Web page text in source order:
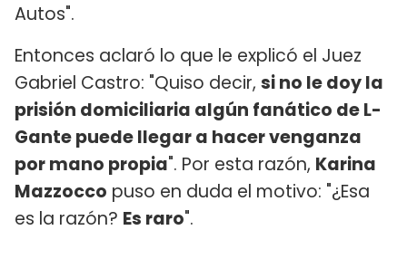
Autos".
Entonces aclaró lo que le explicó el Juez
Gabriel Castro: "Quiso decir, si no le doy la
prisión domiciliaria algún fanático de L-
Gante puede llegar a hacer venganza
por mano propia". Por esta razón, Karina
Mazzocco puso en duda el motivo: "¿Esa
es la razón? Es raro".